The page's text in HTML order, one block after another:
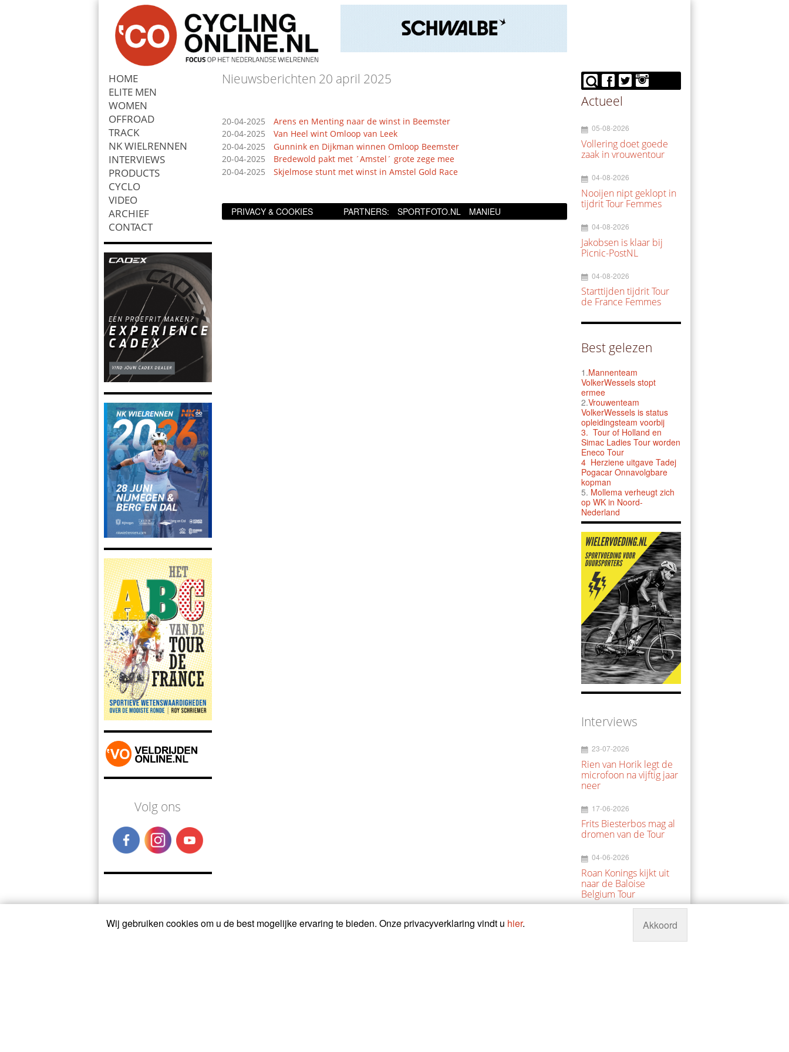
HOME
ELITE MEN
WOMEN
OFFROAD
TRACK
NK WIELRENNEN
INTERVIEWS
PRODUCTS
CYCLO
VIDEO
ARCHIEF
CONTACT
Zoek
Volg ons
Nieuwsberichten 20 april 2025
20-04-2025
Arens en Menting naar de winst in Beemster
20-04-2025
Van Heel wint Omloop van Leek
20-04-2025
Gunnink en Dijkman winnen Omloop Beemster
20-04-2025
Bredewold pakt met ´Amstel´ grote zege mee
20-04-2025
Skjelmose stunt met winst in Amstel Gold Race
PRIVACY & COOKIES PARTNERS: SPORTFOTO.NL MANIEU
Actueel
05-08-2026
Vollering doet goede
zaak in vrouwentour
04-08-2026
Nooijen nipt geklopt in
tijdrit Tour Femmes
04-08-2026
Jakobsen is klaar bij
Picnic-PostNL
04-08-2026
Starttijden tijdrit Tour
de France Femmes
Best gelezen
1.Mannenteam
VolkerWessels stopt
ermee
2.Vrouwenteam
VolkerWessels is status
opleidingsteam voorbij
3. Tour of Holland en
Simac Ladies Tour worden
Eneco Tour
4 Herziene uitgave Tadej
Pogacar Onnavolgbare
kopman
5. Mollema verheugt zich
op WK in Noord-
Nederland
Interviews
23-07-2026
Rien van Horik legt de
microfoon na vijftig jaar
neer
17-06-2026
Frits Biesterbos mag al
dromen van de Tour
04-06-2026
Roan Konings kijkt uit
naar de Baloise
Belgium Tour
Volledig herstelde
Marijn van den Berg via
Wij gebruiken cookies om u de best mogelijke ervaring te bieden. Onze privacyverklaring vindt u hier. Akkoord